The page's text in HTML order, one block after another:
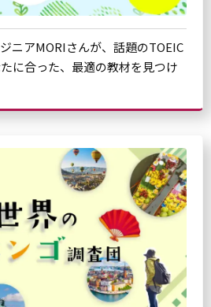
ニアMORIさんが、話題のTOEIC
に合った、最適の教材を見つけ